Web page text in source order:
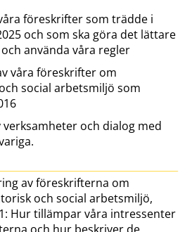
föreskrifter som trädde i
och som ska göra det lättare
använda våra regler
våra föreskrifter om
social arbetsmiljö som
och dialog med
av föreskrifterna om
och social arbetsmiljö,
Hur tillämpar våra intressenter